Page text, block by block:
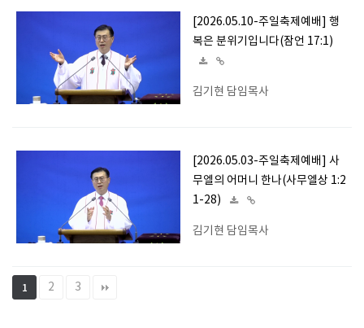
[2026.05.10-주일축제예배] 행
복은 분위기입니다(잠언 17:1)
김기현 담임목사
[2026.05.03-주일축제예배] 사
무엘의 어머니 한나(사무엘상 1:2
1-28)
김기현 담임목사
1 2 3